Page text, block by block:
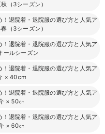
（3シーズン）
退院着・退院服の選び方と人気ア
（3シーズン）
退院着・退院服の選び方と人気ア
ールシーズン
退院着・退院服の選び方と人気ア
×40cm
退院着・退院服の選び方と人気ア
× 50㎝
退院着・退院服の選び方と人気ア
×60㎝